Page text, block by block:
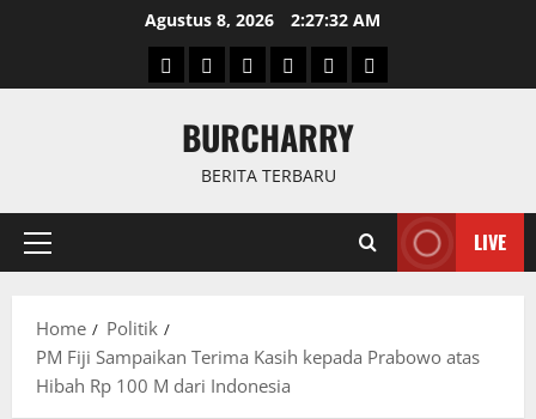
Agustus 8, 2026 2:27:32 AM
BerandaNewsPolitikKeriminal
OlahragaInternasional
BURCHARRY
BERITA TERBARU
Primary
LIVE
Home
Politik
PM Fiji Sampaikan Terima Kasih kepada Prabowo atas
Hibah Rp 100 M dari Indonesia